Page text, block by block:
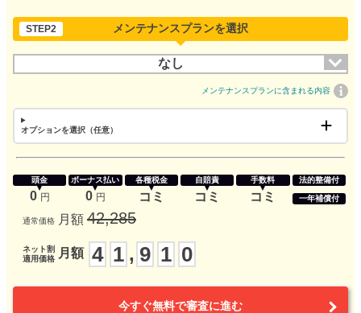
STEP2 メンテナンスプランを選択
なし
メンテナンスプランに含まれる内容
オプションを選択（任意）
頭金
0 円
ボーナス払い
0 円
各種税金
コミ
自賠責
コミ
手数料
コミ
法的整備付
一年補償付
通常価格 月額 42,285
ネット割
適用価格
月額 4 1 , 9 1 0
今すぐ無料で審査に進む